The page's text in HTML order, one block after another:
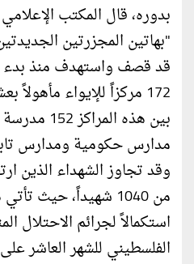
بدوره، قال المكتب
"بهاتين المجزرتين
قد قصف واستهدف منذ بدء
172 مركزاً للإيواء
بين هذه
مدارس حكومية ومدارس
وقد تجاوز الشهداء الذين
من 1040 شهيداً، حيث
استكمالاً لجرائم الاحتلال
الفلسطيني للشهر العاشر